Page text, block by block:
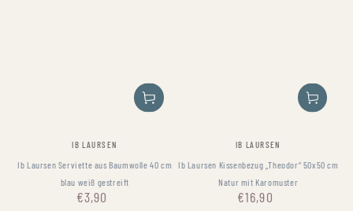
Fournisseur:
IB LAURSEN
Ib Laursen Serviette aus Baumwolle 40 cm
blau weiß gestreift
Prix
€3,90
Fournisseur:
IB LAURSEN
Ib Laursen Kissenbezug „Theodor“ 50x50 cm
Natur mit Karomuster
Prix
€16,90